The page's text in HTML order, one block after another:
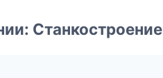
Станкостроение